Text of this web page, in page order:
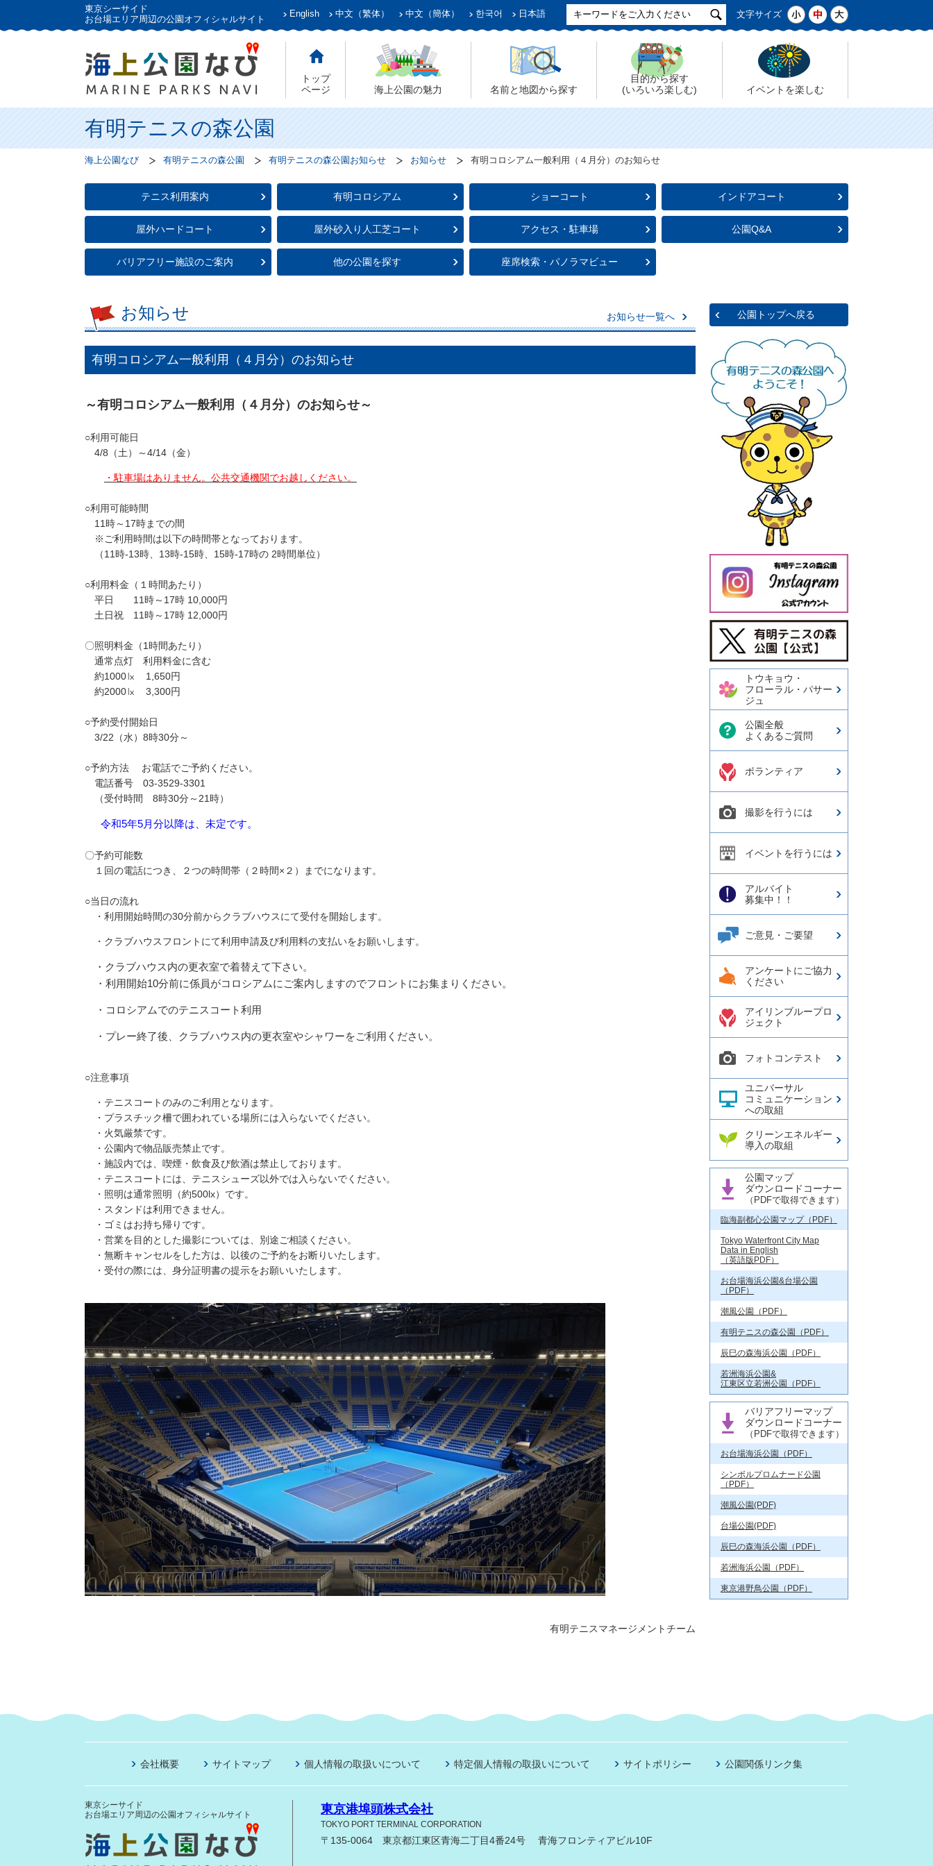
東京シーサイド
お台場エリア周辺の公園オフィシャルサイト
English 中文（繁体） 中文（簡体） 한국어 日本語 文字サイズ
トップ
ページ
海上公園の魅力 名前と地図から探す
目的から探す
(いろいろ楽しむ)
イベントを楽しむ
有明テニスの森公園
海上公園なび 有明テニスの森公園 有明テニスの森公園お知らせ お知らせ 有明コロシアム一般利用（４月分）のお知らせ
テニス利用案内 有明コロシアム ショーコート インドアコート
屋外ハードコート 屋外砂入り人工芝コート アクセス・駐車場 公園Q&A
バリアフリー施設のご案内 他の公園を探す 座席検索・パノラマビュー
お知らせ お知らせ一覧へ
有明コロシアム一般利用（４月分）のお知らせ
～有明コロシアム一般利用（４月分）のお知らせ～
○利用可能日
4/8（土） ～4/14（金）
・駐車場はありません。公共交通機関でお越しください。
○利用可能時間
11時～ 17時までの間
※ご利用時間は以下の時間帯となっております。
（11時-13時、13時-15時、15時-17時の 2時間単位）
○利用料金（１時間あたり）
平日 11時～17時 10,000円
土日祝 11時～17時 12,000円
〇照明料金（1時間あたり）
通常点灯 利用料金に含む
約1000㏓ 1,650円
約2000㏓ 3,300円
○予約受付開始日
3/22（水）8時30分～
○予約方法 お電話でご予約ください。
電話番号 03-3529-3301
（受付時間 8時30分～21時）
令和5年5月分以降は、未定です。
〇予約可能数
１回の電話につき、２つの時間帯（２時間×２）までになります。
○当日の流れ
・利用開始時間の30分前からクラブハウスにて受付を開始します。
・クラブハウスフロントにて利用申請及び利用料の支払いをお願いします。
・クラブハウス内の更衣室で着替えて下さい。
・利用開始10分前に係員がコロシアムにご案内しますのでフロントにお集まりください。
・コロシアムでのテニスコート利用
・プレー終了後、クラブハウス内の更衣室やシャワーをご利用ください。
○注意事項
・テニスコートのみのご利用となります。
・プラスチック柵で囲われている場所には入らないでください。
・火気厳禁です。
・公園内で物品販売禁止です。
・施設内では、喫煙・飲食及び飲酒は禁止しております。
・テニスコートには、テニスシューズ以外では入らないでください。
・照明は通常照明（約500lx）です。
・スタンドは利用できません。
・ゴミはお持ち帰りです。
・営業を目的とした撮影については、別途ご相談ください。
・無断キャンセルをした方は、以後のご予約をお断りいたします。
・受付の際には、身分証明書の提示をお願いいたします。
有明テニスマネージメントチーム
公園トップへ戻る
今日の有明テニスの森公園
【公式X】
トウキョウ・
フローラル・パサー
ジュ
公園全般
よくあるご質問
ボランティア
撮影を行うには
イベントを行うには
アルバイト
募集中！！
ご意見・ご要望
アンケートにご協力
ください
アイリンブループロ
ジェクト
フォトコンテスト
ユニバーサル
コミュニケーション
への取組
クリーンエネルギー
導入の取組
公園マップ
ダウンロードコーナー
（PDFで取得できます）
臨海副都心公園マップ（PDF）
Tokyo Waterfront City Map
Data in English
（英語版PDF）
お台場海浜公園&台場公園
（PDF）
潮風公園（PDF）
有明テニスの森公園（PDF）
辰巳の森海浜公園（PDF）
若洲海浜公園&
江東区立若洲公園（PDF）
バリアフリーマップ
ダウンロードコーナー
（PDFで取得できます）
お台場海浜公園（PDF）
シンボルプロムナード公園
（PDF）
潮風公園(PDF)
台場公園(PDF)
辰巳の森海浜公園（PDF）
若洲海浜公園（PDF）
東京港野鳥公園（PDF）
会社概要 サイトマップ 個人情報の取扱いについて 特定個人情報の取扱いについて サイトポリシー 公園関係リンク集
東京港埠頭株式会社
TOKYO PORT TERMINAL CORPORATION
〒135-0064 東京都江東区青海二丁目4番24号 青海フロンティアビル10F
東京シーサイド
お台場エリア周辺の公園オフィシャルサイト